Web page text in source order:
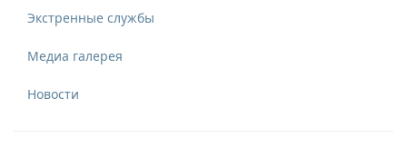
Экстренные службы
Медиа галерея
Новости